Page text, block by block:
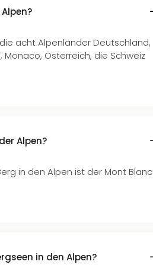
acht Alpenländer Deutschland,
Monaco, Österreich, die Schweiz
Alpen?
in den Alpen ist der Mont Blanc
in den Alpen?